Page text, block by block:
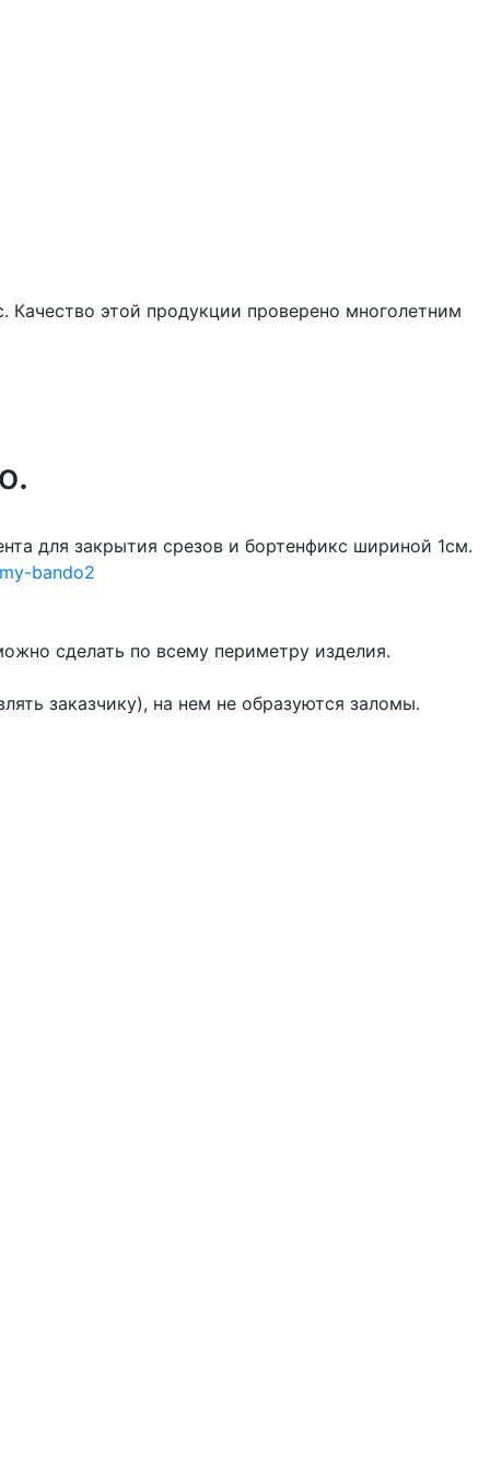
этой продукции проверено многолетним
для закрытия срезов и бортенфикс шириной 1см.
bando2
сделать по всему периметру изделия.
заказчику), на нем не образуются заломы.